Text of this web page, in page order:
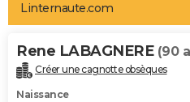
Art de vivre
Bien-être
Loisirs
Mode
Modes de vie
Alimentation
Guide de la santé
Maladies
Médicaments
Sommeil
VOYAGE
Destinations
City break
Voyage nature
Voyage de noces
Forum
Climat
+PHOTO
Linternaute.com
Rene LABAGNERE (90
Créer une cagnotte obsèques
Naissance